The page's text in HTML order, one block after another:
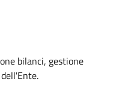
bilanci, gestione